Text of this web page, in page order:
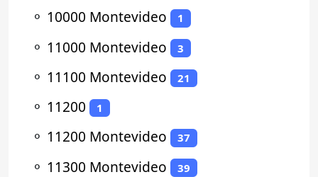
⚬ 10000 Montevideo 1
⚬ 11000 Montevideo 3
⚬ 11100 Montevideo 21
⚬ 11200 1
⚬ 11200 Montevideo 37
⚬ 11300 Montevideo 39